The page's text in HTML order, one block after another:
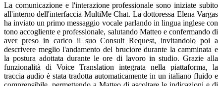
La comunicazione e l'interazione professionale sono iniziate subito
all'interno dell'interfaccia MultiMe Chat. La dottoressa Elena Vargas
ha inviato un primo messaggio vocale parlando in lingua inglese con
tono accogliente e professionale, salutando Matteo e confermando di
aver preso in carico il suo Consult Request, invitandolo poi a
descrivere meglio l'andamento del bruciore durante la camminata e
la postura adottata durante le ore di lavoro in studio. Grazie alla
funzionalità di Voice Translation integrata nella piattaforma, la
traccia audio è stata tradotta automaticamente in un italiano fluido e